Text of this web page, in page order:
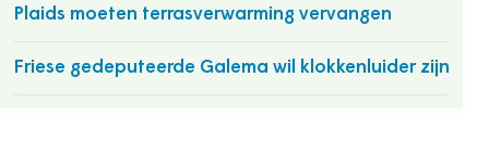
Plaids moeten terrasverwarming vervangen
Friese gedeputeerde Galema wil klokkenluider zijn